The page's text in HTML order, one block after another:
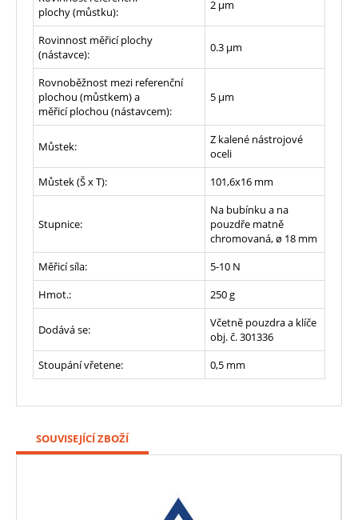
plochy (můstku):
2 µm
Rovinnost měřicí plochy
(nástavce):
0.3 µm
Rovnoběžnost mezi referenční
plochou (můstkem) a
měřicí plochou (nástavcem):
5 µm
Můstek:
Z kalené nástrojové
oceli
Můstek (Š x T):
101,6x16 mm
Stupnice:
Na bubínku a na
pouzdře matně
chromovaná, ø 18 mm
Měřicí síla:
5-10 N
Hmot.:
250g
Dodává se:
Včetně pouzdra a klíče
obj. č. 301336
Stoupání vřetene:
0,5 mm
SOUVISEJÍCÍ ZBOŽÍ